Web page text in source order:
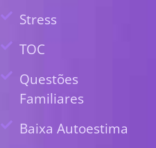
Stress
TOC
Questões
Familiares
Baixa Autoestima